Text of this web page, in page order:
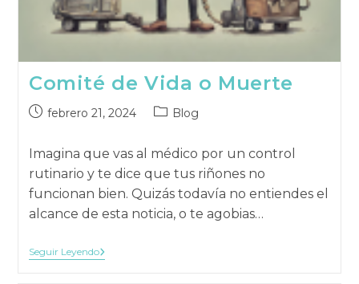
Comité de Vida o Muerte
Publicación
febrero 21, 2024
Categoría
publicación:
Blog
Imagina que vas al médico por un control
rutinario y te dice que tus riñones no
funcionan bien. Quizás todavía no entiendes el
alcance de esta noticia, o te agobias…
Seguir LeyendoComité